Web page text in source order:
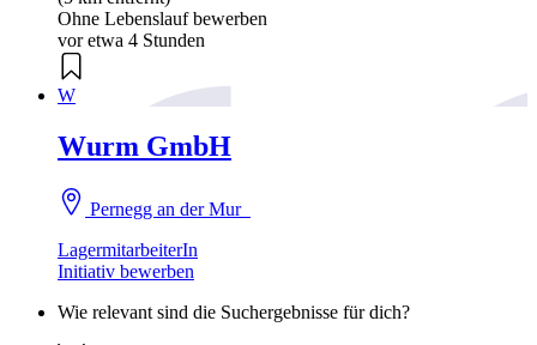
Ohne Lebenslauf bewerben
vor etwa 4 Stunden
W
Wurm GmbH
Pernegg an der Mur
LagermitarbeiterIn
Initiativ bewerben
Wie relevant sind die Suchergebnisse für dich?